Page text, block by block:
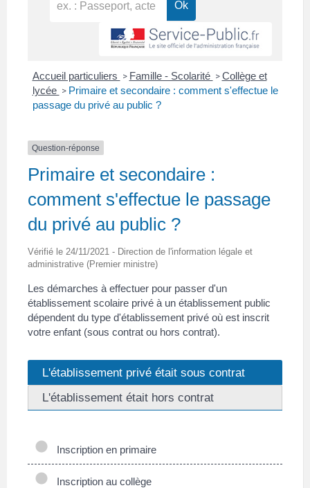
Accueil particuliers > Famille - Scolarité > Collège et
lycée > Primaire et secondaire : comment s'effectue le
passage du privé au public ?
Question-réponse
Primaire et secondaire :
comment s'effectue le passage
du privé au public ?
Vérifié le 24/11/2021 - Direction de l'information légale et
administrative (Premier ministre)
Les démarches à effectuer pour passer d'un
établissement scolaire privé à un établissement public
dépendent du type d'établissement privé où est inscrit
votre enfant (sous contrat ou hors contrat).
L'établissement privé était sous contrat
L'établissement était hors contrat
Inscription en primaire
Inscription au collège